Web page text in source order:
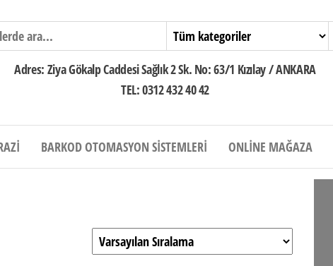
Adres: Ziya Gökalp Caddesi Sağlık 2 Sk. No: 63/1 Kızılay / ANKARA
TEL: 0312 432 40 42
BARKOD OTOMASYON SISTEMLERI ONLINE MAĞAZA